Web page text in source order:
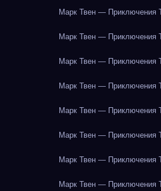
Марк Твен — Приключения
Марк Твен — Приключения
Марк Твен — Приключения
Марк Твен — Приключения
Марк Твен — Приключения
Марк Твен — Приключения
Марк Твен — Приключения
Марк Твен — Приключения